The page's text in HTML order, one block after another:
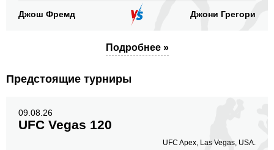
Джош Фремд Джони Грегори
Подробнее »
Предстоящие турниры
09.08.26
UFC Vegas 120
UFC Apex, Las Vegas, USA.